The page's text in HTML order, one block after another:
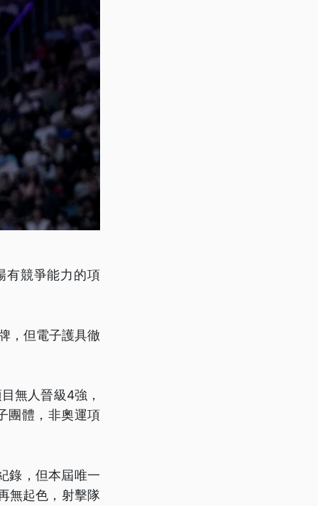
有競爭能力的項
，但電子護具徹
無人晉級4強，
團體，非奧運項
錄，但本屆唯一
無起色，射擊隊